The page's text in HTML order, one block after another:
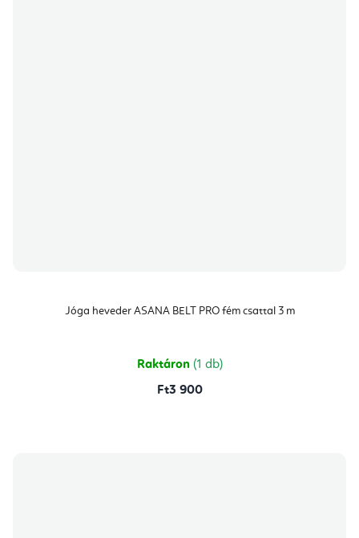
Jóga heveder ASANA BELT PRO fém csattal 3 m
Raktáron (1 db)
Ft3 900